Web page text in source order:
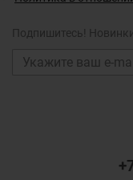
Подпишитесь!